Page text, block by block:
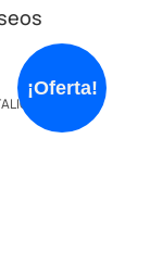
¡Oferta!
DORADA,